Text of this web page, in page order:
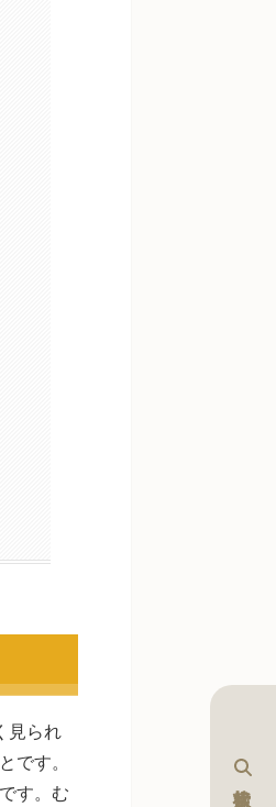
見られ
です。
す。む